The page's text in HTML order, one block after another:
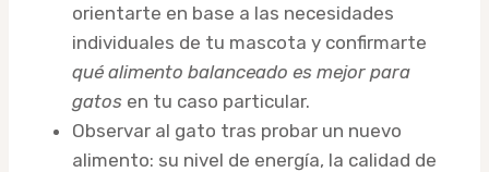
orientarte en base a las necesidades
individuales de tu mascota y confirmarte
qué alimento balanceado es mejor para
gatos en tu caso particular.
Observar al gato tras probar un nuevo
alimento: su nivel de energía, la calidad de